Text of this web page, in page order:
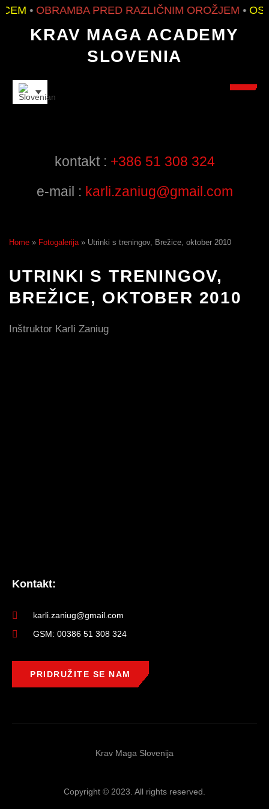
• OBRAMBA PRED RAZLIČNIM OROŽJEM•
KRAV MAGA ACADEMY
SLOVENIA
INSTRUCTORS
kontakt : +386 51 308 324
e-mail : karli.zaniug@gmail.com
Home » Fotogalerija » Utrinki s treningov, Brežice, oktober 2010
UTRINKI S TRENINGOV,
BREŽICE, OKTOBER 2010
Inštruktor Karli Zaniug
Kontakt:
karli.zaniug@gmail.com
GSM: 00386 51 308 324
PRIDRUŽITE SE NAM
Krav Maga Slovenija
Copyright © 2023. All rights reserved.